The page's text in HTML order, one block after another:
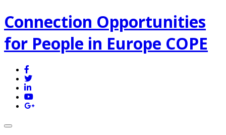
Connection Opportunities
for People in Europe COPE
Toggle navigation